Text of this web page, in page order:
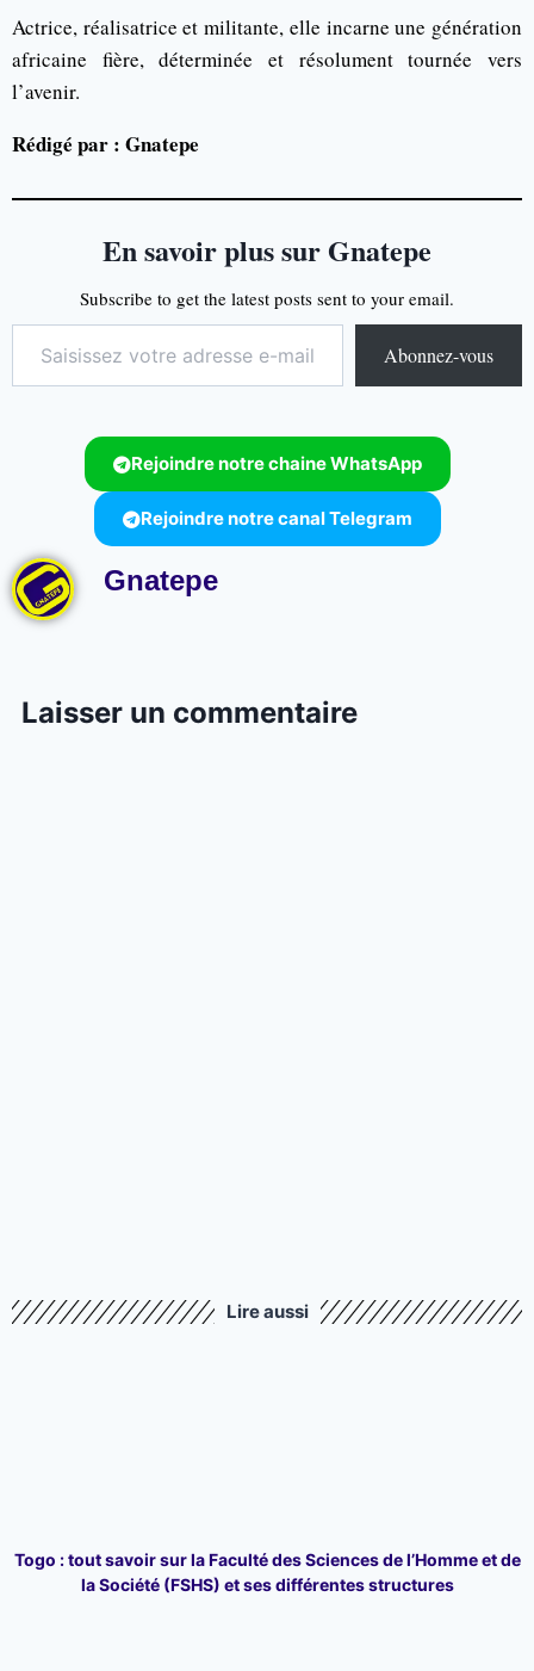
Actrice, réalisatrice et militante, elle incarne une génération
africaine fière, déterminée et résolument tournée vers
l’avenir.
Rédigé par : Gnatepe
En savoir plus sur Gnatepe
Subscribe to get the latest posts sent to your email.
Abonnez-vous
Rejoindre notre chaine WhatsApp
Rejoindre notre canal Telegram
Gnatepe
Laisser un commentaire
Lire aussi
Togo : tout savoir sur la Faculté des Sciences de l’Homme et de
la Société (FSHS) et ses différentes structures